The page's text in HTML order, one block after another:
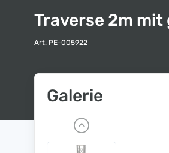
Traverse 2m
Art. PE-005922
Galerie
P
r